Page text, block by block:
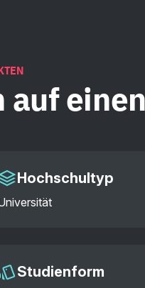
auf
Hochschultyp
Studienform